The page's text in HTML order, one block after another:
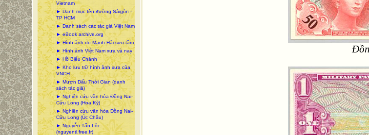
Vietnam
► Danh mục tên đường Sàigòn -
TP HCM
► Danh sách các tác giả Việt Nam
► eBook archive.org
► Hình ảnh do Mạnh Hải sưu tầm
► Hình ảnh Việt Nam xưa và nay
► Hồ Biểu Chánh
► Kho lưu trữ hình ảnh xưa của
VNCH
► Mượn Dấu Thời Gian (danh
sách tác giả)
► Nghiên cứu văn hóa Đồng Nai-
Cửu Long (Hoa Kỳ)
► Nghiên cứu văn hóa Đồng Nai-
Cửu Long (Úc Châu)
► Nguyễn Tấn Lộc
(nguyentl.free.fr)